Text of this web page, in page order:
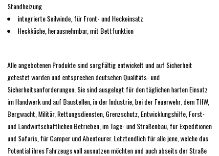
Standheizung
integrierte Seilwinde, für Front- und Heckeinsatz
Heckküche, herausnehmbar, mit Bettfunktion
Alle angebotenen Produkte sind sorgfältig entwickelt und auf Sicherheit
getestet worden und entsprechen deutschen Qualitäts- und
Sicherheitsanforderungen. Sie sind ausgelegt für den täglichen harten Einsatz
im Handwerk und auf Baustellen, in der Industrie, bei der Feuerwehr, dem THW,
Bergwacht, Militär, Rettungsdiensten, Grenzschutz, Entwicklungshilfe, Forst-
und Landwirtschaftlichen Betrieben, im Tage- und Straßenbau, für Expeditionen
und Safaris, für Camper und Abenteurer. Letztendlich für alle jene, welche das
Potential ihres Fahrzeugs voll ausnutzen möchten und auch abseits der Straße